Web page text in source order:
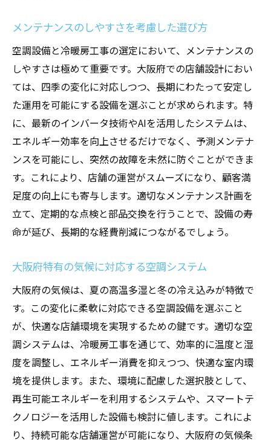
未来の技術を取り入れた最新事例
メンテナンスのしやすさを考慮した選び方
空調設備と冷暖房工事の選定において、メンテナンスの
しやすさは極めて重要です。大阪府での店舗設計におい
ては、四季の変化に対応しつつ、長期にわたって安定し
た運用を可能にする設備を選ぶことが求められます。特
に、最新のインバータ技術やAIを活用したシステムは、
エネルギー効率を向上させるだけでなく、予測メンテナ
ンスを可能にし、突然の故障を未然に防ぐことができま
す。これにより、店舗の運営がスムーズになり、顧客満
足度の向上にも寄与します。適切なメンテナンス計画を
立て、定期的な点検と部品交換を行うことで、設備の寿
命が延び、長期的な経費削減につながるでしょう。
大阪府特有の気候に対応する空調システム
大阪府の気候は、夏の高温多湿と冬の冷え込みが特徴で
す。この変化に柔軟に対応できる空調設備を選ぶこと
が、快適な店舗環境を実現するための鍵です。適切な空
調システムは、冷暖房工事を通じて、効率的に温度と湿
度を調整し、エネルギー消費を抑えつつ、快適な室内環
境を提供します。また、環境に配慮した選択肢として、
再生可能エネルギーを利用するシステムや、スマートテ
クノロジーを活用した設備も検討に値します。これによ
り、持続可能な店舗運営が可能になり、大阪府の気候条